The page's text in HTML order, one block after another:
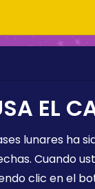
EL
lunares ha
Cuando
clic en el